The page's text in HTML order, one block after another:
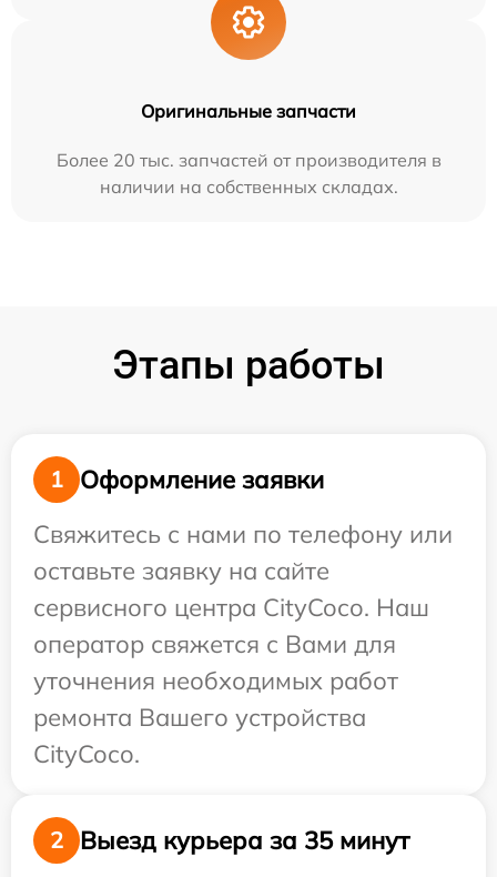
Оригинальные запчасти
Более 20 тыс. запчастей от производителя в
наличии на собственных складах.
Этапы работы
1
Оформление заявки
Свяжитесь с нами по телефону или
оставьте заявку на сайте
сервисного центра CityCoco. Наш
оператор свяжется с Вами для
уточнения необходимых работ
ремонта Вашего устройства
CityCoco.
2 Выезд курьера за 35 минут